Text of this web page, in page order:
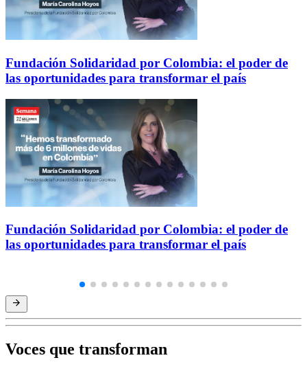
Fundación Solidaridad por Colombia: el poder de
las oportunidades para transformar el país
Fundación Solidaridad por Colombia: el poder de
las oportunidades para transformar el país
Voces que transforman